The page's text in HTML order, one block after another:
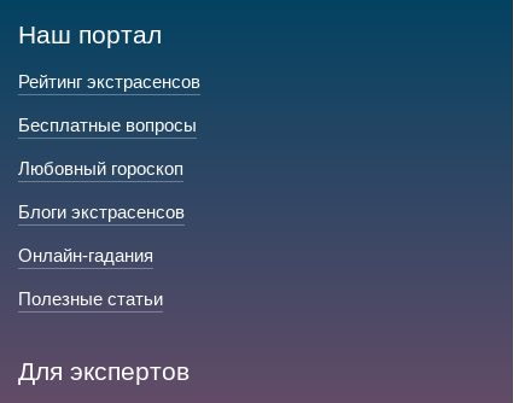
Наш портал
Рейтинг экстрасенсов
Бесплатные вопросы
Любовный гороскоп
Блоги экстрасенсов
Онлайн-гадания
Полезные статьи
Для экспертов